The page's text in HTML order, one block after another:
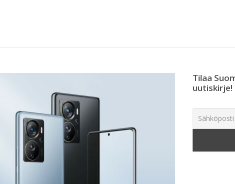
Tilaa
uutiskirje!